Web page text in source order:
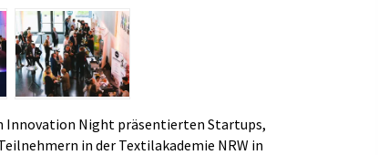
Innovation Night präsentierten Startups,
in der Textilakademie NRW in